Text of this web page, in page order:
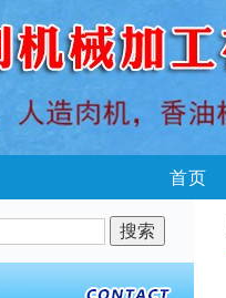
首页